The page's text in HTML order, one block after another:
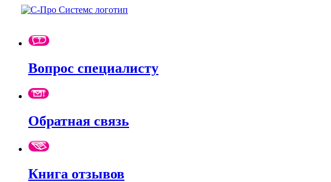
Вопрос специалисту
Обратная связь
Книга отзывов